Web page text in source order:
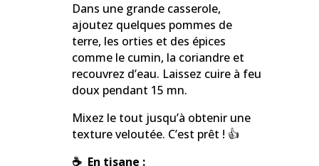
Dans une grande casserole,
ajoutez quelques pommes de
terre, les orties et des épices
comme le cumin, la coriandre et
recouvrez d’eau. Laissez cuire à feu
doux pendant 15 mn.
Mixez le tout jusqu’à obtenir une
texture veloutée. C’est prêt ! 👍
☕ En tisane :